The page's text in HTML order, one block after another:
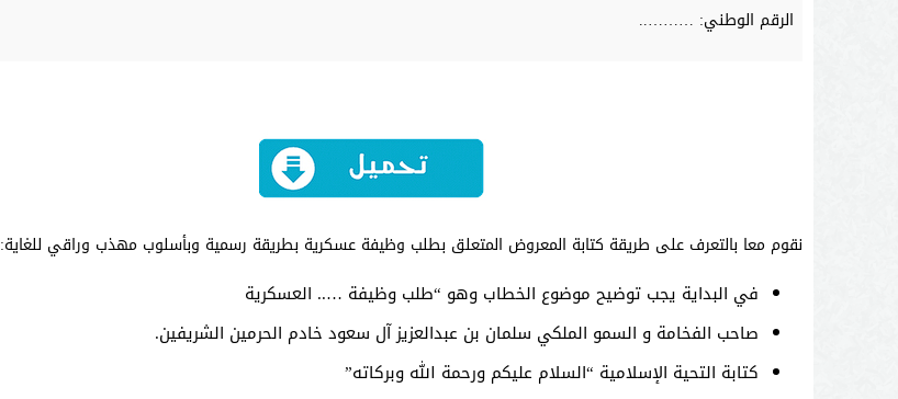
الرقم الوطني: ………..
نقوم معا بالتعرف على طريقة كتابة المعروض المتعلق بطلب وظيفة عسكرية بطريقة رسمية وبأسلوب مهذب وراقي للغاية:
في البداية يجب توضيح موضوع الخطاب وهو “طلب وظيفة ….. العسكرية
صاحب الفخامة و السمو الملكي سلمان بن عبدالعزيز آل سعود خادم الحرمين الشريفين.
كتابة التحية الإسلامية “السلام عليكم ورحمة الله وبركاته”